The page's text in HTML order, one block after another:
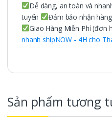
Dễ dàng, an toàn và
tuyến
Đảm bảo nhận
Giao Hàng Miễn Phí (đơn
nhanh shipNOW - 4H cho
Sản phẩm tương